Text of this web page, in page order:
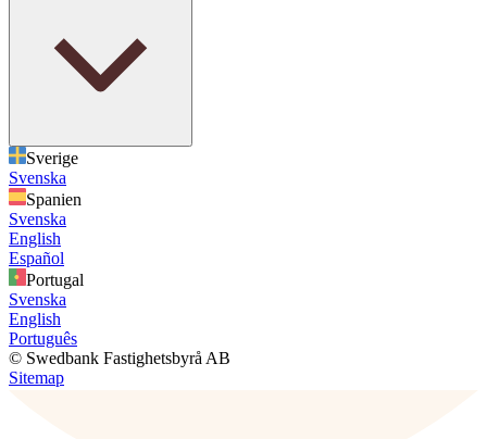
Sverige
Svenska
Spanien
Svenska
English
Español
Portugal
Svenska
English
Português
© Swedbank Fastighetsbyrå AB
Sitemap